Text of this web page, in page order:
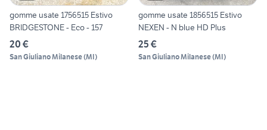
gomme usate 1756515 Estivo
BRIDGESTONE - Eco - 157
20 €
San Giuliano Milanese(MI)
gomme usate 1856515 Estivo
NEXEN - N blue HD Plus
25 €
San Giuliano Milanese(MI)